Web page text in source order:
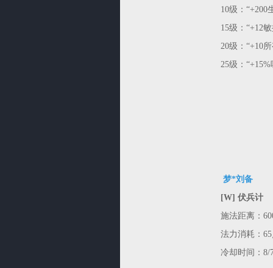
10级：“+200
15级：“+12
20级：“+10
25级：
梦*刘备
[W] 伏兵计
施法距离：
法力消耗：
冷却时间：